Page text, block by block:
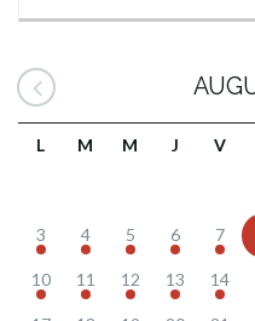
L M M J V
3 4 5 6 7
10 11 12 13 14